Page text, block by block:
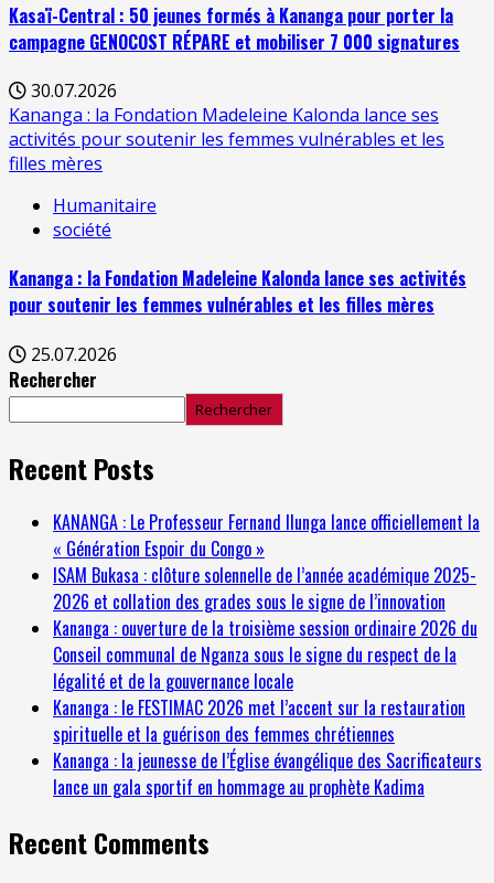
Kasaï-Central : 50 jeunes formés à Kananga pour porter la
campagne GENOCOST RÉPARE et mobiliser 7 000 signatures
30.07.2026
Kananga : la Fondation Madeleine Kalonda lance ses
activités pour soutenir les femmes vulnérables et les
filles mères
Humanitaire
société
Kananga : la Fondation Madeleine Kalonda lance ses activités
pour soutenir les femmes vulnérables et les filles mères
25.07.2026
Rechercher
Rechercher
Recent Posts
KANANGA : Le Professeur Fernand Ilunga lance officiellement la
« Génération Espoir du Congo »
ISAM Bukasa : clôture solennelle de l’année académique 2025-
2026 et collation des grades sous le signe de l’innovation
Kananga : ouverture de la troisième session ordinaire 2026 du
Conseil communal de Nganza sous le signe du respect de la
légalité et de la gouvernance locale
Kananga : le FESTIMAC 2026 met l’accent sur la restauration
spirituelle et la guérison des femmes chrétiennes
Kananga : la jeunesse de l’Église évangélique des Sacrificateurs
lance un gala sportif en hommage au prophète Kadima
Recent Comments